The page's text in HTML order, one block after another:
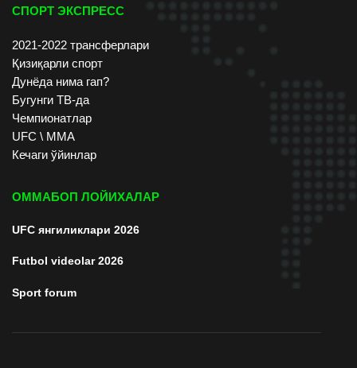
СПОРТ ЭКСПРЕСС
2021-2022 трансферлари
Қизиқарли спорт
Дунёда нима гап?
Бугунги ТВ-да
Чемпионатлар
UFC \ ММА
Кечаги ўйинлар
ОММАБОП ЛОЙИХАЛАР
UFC янгиликлари 2026
Futbol videolar 2026
Sport forum